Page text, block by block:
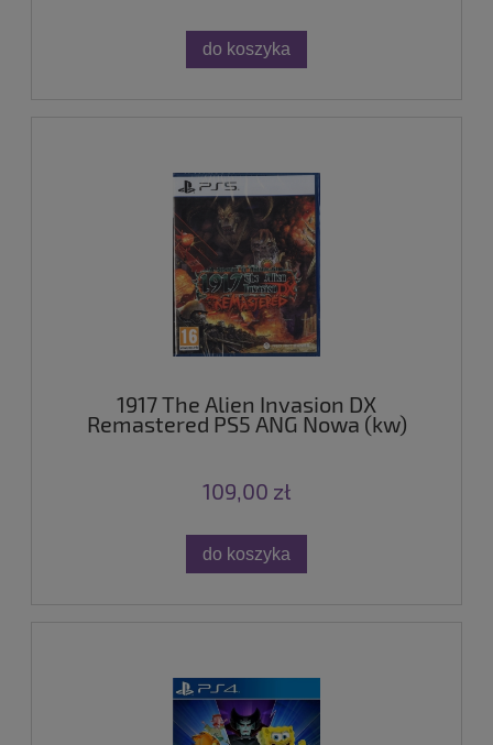
do koszyka
1917 The Alien Invasion DX
Remastered PS5 ANG Nowa (kw)
109,00 zł
do koszyka